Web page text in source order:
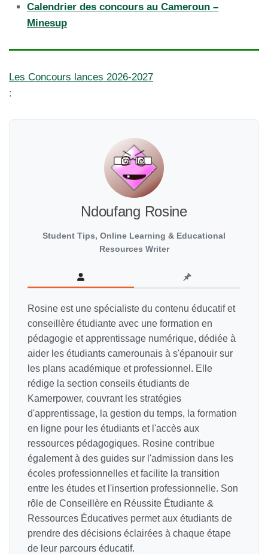
Calendrier des concours au Cameroun –
Minesup
Les Concours lances 2026-2027
:
Ndoufang Rosine
Student Tips, Online Learning & Educational
Resources Writer
Rosine est une spécialiste du contenu éducatif et
conseillère étudiante avec une formation en
pédagogie et apprentissage numérique, dédiée à
aider les étudiants camerounais à s'épanouir sur
les plans académique et professionnel. Elle
rédige la section conseils étudiants de
Kamerpower, couvrant les stratégies
d'apprentissage, la gestion du temps, la formation
en ligne pour les étudiants et l'accès aux
ressources pédagogiques. Rosine contribue
également à des guides sur l'admission dans les
écoles professionnelles et facilite la transition
entre les études et l'insertion professionnelle. Son
rôle de Conseillère en Réussite Étudiante &
Ressources Éducatives permet aux étudiants de
prendre des décisions éclairées à chaque étape
de leur parcours éducatif.